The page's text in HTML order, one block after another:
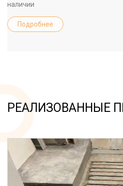
наличии
Подробнее
РЕАЛИЗОВАННЫЕ